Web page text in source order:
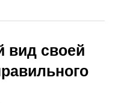
вид своей